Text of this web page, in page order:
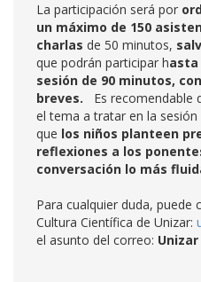
La participación será por
un máximo de 150
charlas de 50 minutos,
que podrán participar hasta
sesión de 90 minutos,
breves. Es recomendable
el tema a tratar en la
que los niños planteen
reflexiones a los
conversación lo más
Para cualquier duda, puede
Cultura Científica de Unizar:
el asunto del correo: Unizar